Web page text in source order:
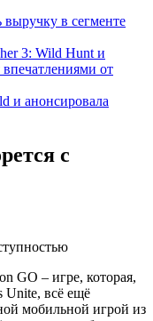
выручку в сегменте
3: Wild Hunt и
от
и анонсировала
с
GO – игре, которая,
Unite, всё ещё
мобильной игрой из